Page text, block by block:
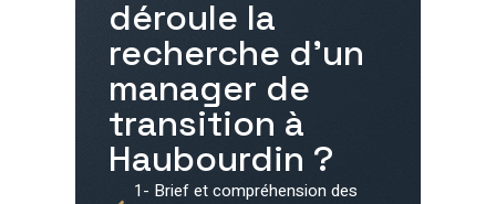
déroule la
recherche d'un
manager de
transition à
Haubourdin ?
1- Brief et compréhension des